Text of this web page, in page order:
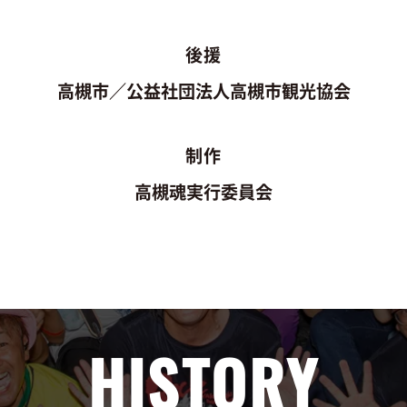
後援
高槻市／公益社団法人高槻市観光協会
制作
高槻魂実行委員会
HISTORY